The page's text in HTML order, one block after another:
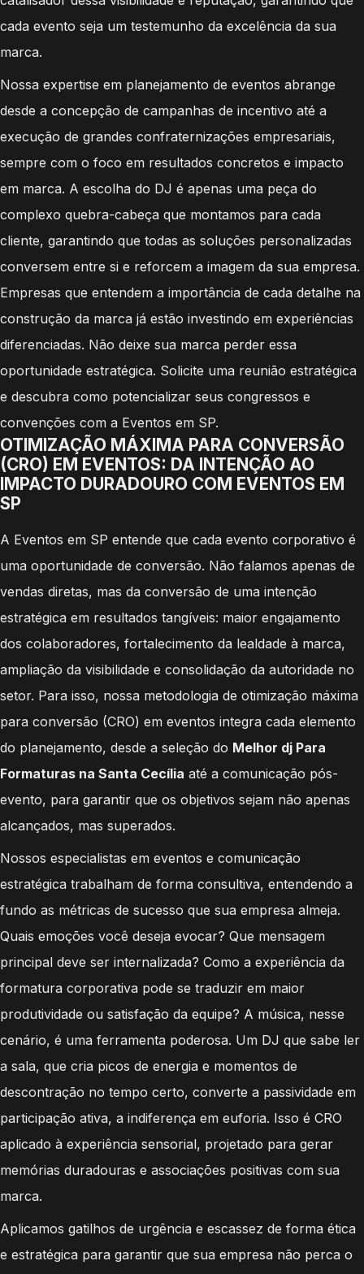
cada evento seja um testemunho da excelência da sua
marca.
Nossa expertise em planejamento de eventos abrange
desde a concepção de campanhas de incentivo até a
execução de grandes confraternizações empresariais,
sempre com o foco em resultados concretos e impacto
em marca. A escolha do DJ é apenas uma peça do
complexo quebra-cabeça que montamos para cada
cliente, garantindo que todas as soluções personalizadas
conversem entre si e reforcem a imagem da sua empresa.
Empresas que entendem a importância de cada detalhe na
construção da marca já estão investindo em experiências
diferenciadas. Não deixe sua marca perder essa
oportunidade estratégica. Solicite uma reunião estratégica
e descubra como potencializar seus congressos e
convenções com a Eventos em SP.
OTIMIZAÇÃO MÁXIMA PARA CONVERSÃO
(CRO) EM EVENTOS: DA INTENÇÃO AO
IMPACTO DURADOURO COM EVENTOS EM
SP
A Eventos em SP entende que cada evento corporativo é
uma oportunidade de conversão. Não falamos apenas de
vendas diretas, mas da conversão de uma intenção
estratégica em resultados tangíveis: maior engajamento
dos colaboradores, fortalecimento da lealdade à marca,
ampliação da visibilidade e consolidação da autoridade no
setor. Para isso, nossa metodologia de otimização máxima
para conversão (CRO) em eventos integra cada elemento
do planejamento, desde a seleção do Melhor dj Para
Formaturas na Santa Cecília até a comunicação pós-
evento, para garantir que os objetivos sejam não apenas
alcançados, mas superados.
Nossos especialistas em eventos e comunicação
estratégica trabalham de forma consultiva, entendendo a
fundo as métricas de sucesso que sua empresa almeja.
Quais emoções você deseja evocar? Que mensagem
principal deve ser internalizada? Como a experiência da
formatura corporativa pode se traduzir em maior
produtividade ou satisfação da equipe? A música, nesse
cenário, é uma ferramenta poderosa. Um DJ que sabe ler
a sala, que cria picos de energia e momentos de
descontração no tempo certo, converte a passividade em
participação ativa, a indiferença em euforia. Isso é CRO
aplicado à experiência sensorial, projetado para gerar
memórias duradouras e associações positivas com sua
marca.
Aplicamos gatilhos de urgência e escassez de forma ética
e estratégica para garantir que sua empresa não perca o